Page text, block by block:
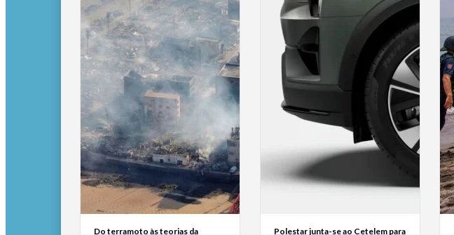
Do terramoto às teorias da
Polestar junta-se ao Cetelem para